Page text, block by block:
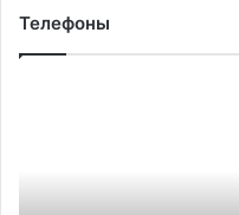
Телефоны